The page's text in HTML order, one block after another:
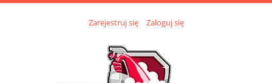
Zarejestruj się Zaloguj się